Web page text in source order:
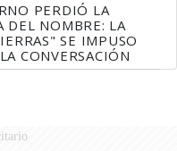
PERDIÓ LA
DEL NOMBRE: LA
SE IMPUSO
CONVERSACIÓN